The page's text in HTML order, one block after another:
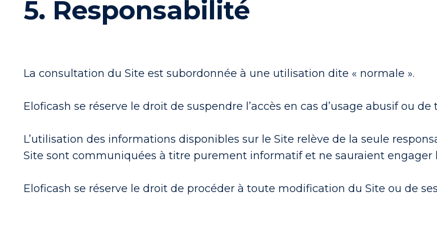
5. Responsabilité
La consultation du Site est subordonnée à une utilisation dite « normale ».
Eloficash se réserve le droit de suspendre l’accès en cas d’usage abusif ou
L’utilisation des informations disponibles sur le Site relève de la seule
Site sont communiquées à titre purement informatif et ne sauraient engager
Eloficash se réserve le droit de procéder à toute modification du Site ou de